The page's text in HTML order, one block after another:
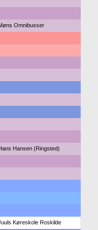
Omnibusser
Hansen (Ringsted)
Køreskole Roskilde